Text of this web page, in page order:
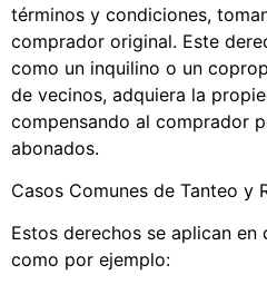
términos y condiciones,
comprador original. Este
como un inquilino o un
de vecinos, adquiera la
compensando al comprador
abonados.
Casos Comunes de Tanteo y
Estos derechos se aplican en
como por ejemplo: